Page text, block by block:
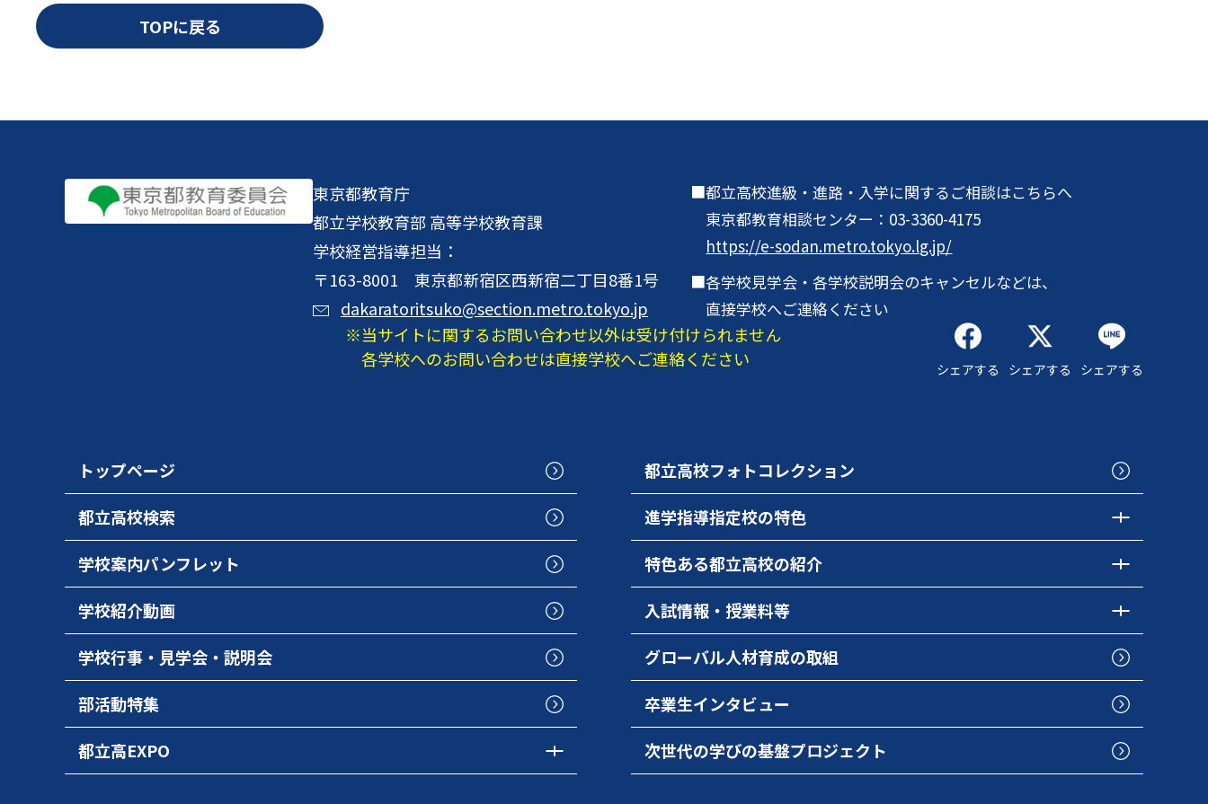
TOPに戻る
東京都教育庁
都立学校教育部 高等学校教育課
学校経営指導担当：
〒163-8001 東京都新宿区西新宿二丁目8番1号
dakaratoritsuko@section.metro.tokyo.jp
都立高校進級・進路・入学に関するご相談はこちらへ
東京都教育相談センター： 03-3360-4175
https://e-sodan.metro.tokyo.lg.jp/
各学校見学会・各学校説明会のキャンセルなどは、
直接学校へご連絡ください
当サイトに関するお問い合わせ以外は受け付けられません
各学校へのお問い合わせは直接学校へご連絡ください
シェアする シェアする シェアする
トップページ
都立高校検索
学校案内パンフレット
学校紹介動画
学校行事・見学会・説明会
部活動特集
都立高EXPO
都立高校フォトコレクション
進学指導指定校の特色
特色ある都立高校の紹介
入試情報・授業料等
グローバル人材育成の取組
卒業生インタビュー
次世代の学びの基盤プロジェクト